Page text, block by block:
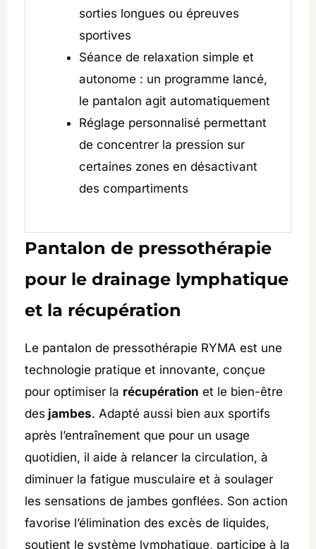
sorties longues ou épreuves
sportives
Séance de relaxation simple et
autonome : un programme lancé,
le pantalon agit automatiquement
Réglage personnalisé permettant
de concentrer la pression sur
certaines zones en désactivant
des compartiments
Pantalon de pressothérapie
pour le drainage lymphatique
et la récupération
Le pantalon de pressothérapie RYMA est une
technologie pratique et innovante, conçue
pour optimiser la récupération et le bien-être
des jambes. Adapté aussi bien aux sportifs
après l’entraînement que pour un usage
quotidien, il aide à relancer la circulation, à
diminuer la fatigue musculaire et à soulager
les sensations de jambes gonflées. Son action
favorise l’élimination des excès de liquides,
soutient le système lymphatique, participe à la